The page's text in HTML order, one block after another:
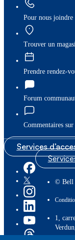
Pour nous joindre
Trouver un
Prendre rendez-
Forum
Commentaires
Services
© Bell
1,